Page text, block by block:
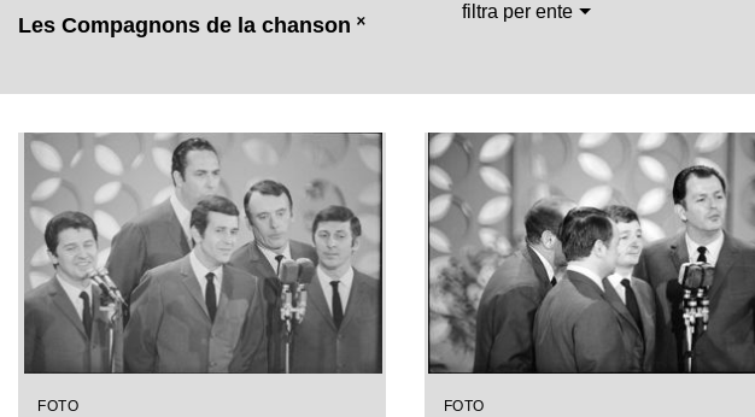
Les Compagnons de la chanson ˟
filtra per ente
FOTO FOTO